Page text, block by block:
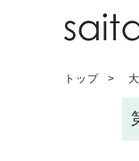
トップ